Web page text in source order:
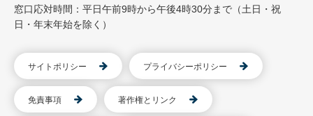
窓口応対時間：平日午前9時から午後4時30分まで（土日・祝
日・年末年始を除く）
サイトポリシー プライバシーポリシー
免責事項 著作権とリンク